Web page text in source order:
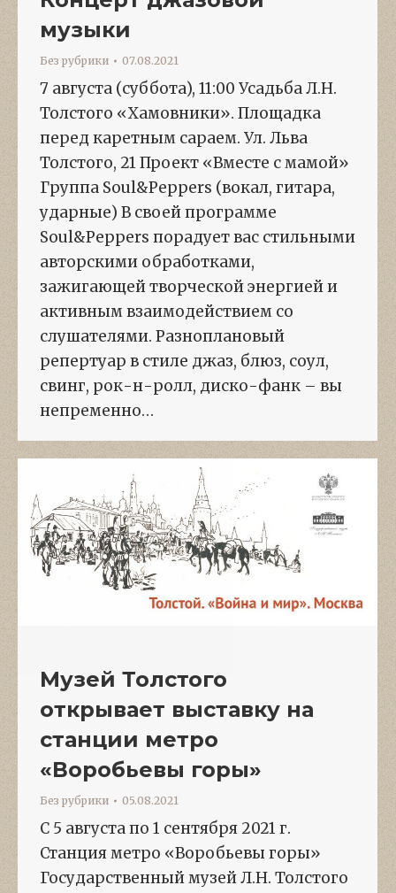
музыки
Без рубрики 07.08.2021
7 августа (суббота), 11:00 Усадьба Л.Н.
Толстого «Хамовники». Площадка
перед каретным сараем. Ул. Льва
Толстого, 21 Проект «Вместе с мамой»
Группа Soul&Peppers (вокал, гитара,
ударные) В своей программе
Soul&Peppers порадует вас стильными
авторскими обработками,
зажигающей творческой энергией и
активным взаимодействием со
слушателями. Разноплановый
репертуар в стиле джаз, блюз, соул,
свинг, рок-н-ролл, диско-фанк – вы
непременно…
Музей Толстого
открывает выставку на
станции метро
«Воробьевы горы»
Без рубрики 05.08.2021
С 5 августа по 1 сентября 2021 г.
Станция метро «Воробьевы горы»
Государственный музей Л.Н. Толстого